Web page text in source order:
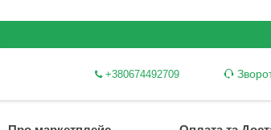
+380674492709